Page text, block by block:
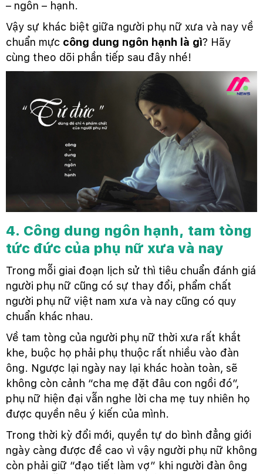
– ngôn – hạnh.
Vậy sự khác biệt giữa người phụ nữ xưa và nay về
chuẩn mực công dung ngôn hạnh là gì? Hãy
cùng theo dõi phần tiếp sau đây nhé!
4. Công dung ngôn hạnh, tam tòng
tức đức của phụ nữ xưa và nay
Trong mỗi giai đoạn lịch sử thì tiêu chuẩn đánh giá
người phụ nữ cũng có sự thay đổi, phẩm chất
người phụ nữ việt nam xưa và nay cũng có quy
chuẩn khác nhau.
Về tam tòng của người phụ nữ thời xưa rất khắt
khe, buộc họ phải phụ thuộc rất nhiều vào đàn
ông. Ngược lại ngày nay lại khác hoàn toàn, sẽ
không còn cảnh “cha mẹ đặt đâu con ngồi đó”,
phụ nữ hiện đại vẫn nghe lời cha mẹ tuy nhiên họ
được quyền nêu ý kiến của mình.
Trong thời kỳ đổi mới, quyền tự do bình đẳng giới
ngày càng được đề cao vì vậy người phụ nữ không
còn phải giữ “đạo tiết làm vợ” khi người đàn ông